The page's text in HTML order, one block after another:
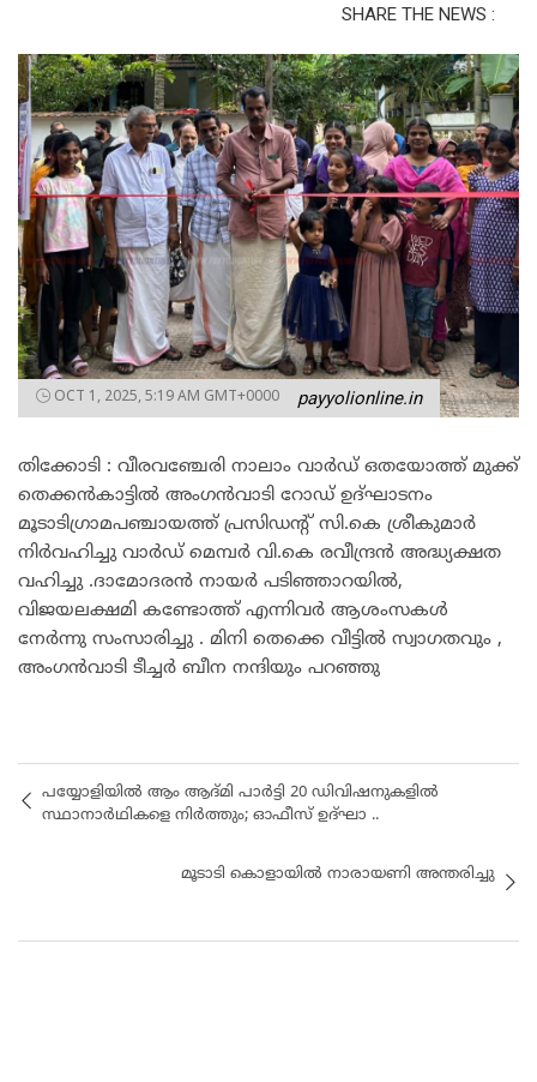
SHARE THE NEWS :
OCT 1, 2025, 5:19 AM GMT+0000 payyolionline.in
തിക്കോടി : വീരവഞ്ചേരി നാലാം വാർഡ് ഒതയോത്ത് മുക്ക്
തെക്കൻകാട്ടിൽ അംഗൻവാടി റോഡ് ഉദ്ഘാടനം
മൂടാടിഗ്രാമപഞ്ചായത്ത് പ്രസിഡന്റ് സി.കെ ശ്രീകുമാർ
നിർവഹിച്ചു വാർഡ് മെമ്പർ വി.കെ രവീന്ദ്രൻ അദ്ധ്യക്ഷത
വഹിച്ചു .ദാമോദരൻ നായർ പടിഞ്ഞാറയിൽ,
വിജയലക്ഷമി കണ്ടോത്ത് എന്നിവർ ആശംസകൾ
നേർന്നു സംസാരിച്ചു . മിനി തെക്കെ വീട്ടിൽ സ്വാഗതവും ,
അംഗൻവാടി ടീച്ചർ ബീന നന്ദിയും പറഞ്ഞു
പയ്യോളിയിൽ ആം ആദ്മി പാർട്ടി 20 ഡിവിഷനുകളിൽ
സ്ഥാനാർഥികളെ നിർത്തും; ഓഫീസ് ഉദ്ഘാ ..
മൂടാടി കൊളായിൽ നാരായണി അന്തരിച്ചു